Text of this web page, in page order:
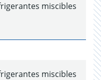
miscibles
miscibles